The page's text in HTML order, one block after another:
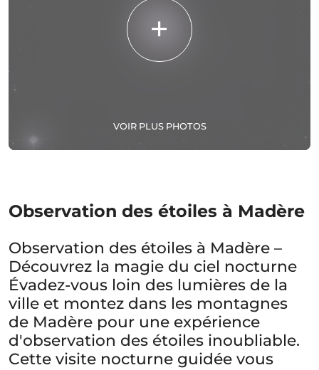
VOIR PLUS PHOTOS
Observation des étoiles à Madère
Observation des étoiles à Madère –
Découvrez la magie du ciel nocturne
Évadez-vous loin des lumières de la
ville et montez dans les montagnes
de Madère pour une expérience
d'observation des étoiles inoubliable.
Cette visite nocturne guidée vous